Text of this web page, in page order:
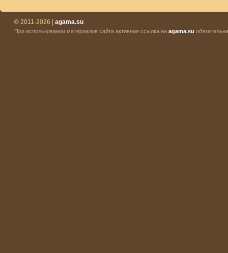
© 2011-2026 | agama.su
При использовании материалов сайта активная ссылка на agama.su